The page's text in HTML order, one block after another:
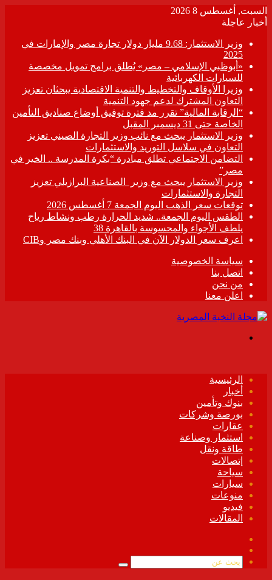
السبت, أغسطس 8 2026
أخبار عاجلة
وزير الاستثمار: 9.68 مليار دولار تجارة مصر والإمارات في
2025
«أبوظبي الإسلامي – مصر» يُطلق برامج تمويل مخصصة
للسيارات الكهربائية
وزيرا الأوقاف والتخطيط والتنمية الاقتصادية يبحثان تعزيز
التعاون المشترك لدعم جهود التنمية
“الرقابة المالية” تقرر مد فترة توفيق أوضاع صناديق التأمين
الخاصة حتى 31 ديسمبر المقبل
وزير الاستثمار يبحث مع نائب وزير التجارة الصيني تعزيز
التعاون في سلاسل التوريد والاستثمارات
التضامن الاجتماعي تطلق مبادرة “بكرة المدرسة .. الخير في
مصر”
وزير الاستثمار يبحث مع وزير الصناعية البرازيلي تعزيز
التجارة والاستثمارات
توقعات سعر الذهب اليوم الجمعة 7 أغسطس 2026
الطقس اليوم الجمعة.. شديد الحرارة رطب ونشاط رياح
يلطف الأجواء والمحسوسة بالقاهرة 38
اعرف سعر الدولار الآن في البنك الأهلي وبنك مصر وCIB
سياسة الخصوصية
اتصل بنا
من نحن
اعلن معنا
الرئيسية
أخبار
بنوك وتأمين
بورصة وشركات
عقارات
استثمار وصناعة
طاقة ونقل
إتصالات
سياحة
سيارات
منوعات
فيديو
المقالات
الموقع
بحث